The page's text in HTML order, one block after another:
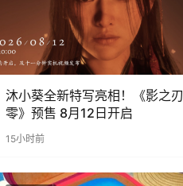
沐小葵全新特写亮相！《影之刃
零》预售 8月12日开启
15小时前